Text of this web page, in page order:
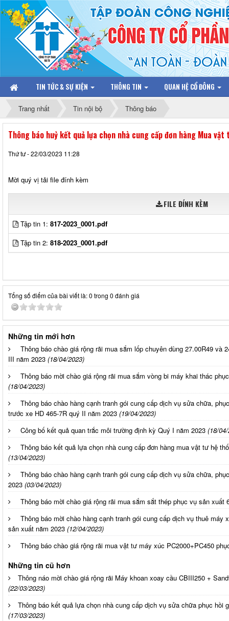
TIN TỨC & SỰ KIỆN THÔNG TIN QUAN HỆ CỔ ĐÔNG
Trang nhất Tin nội bộ Thông báo
Thông báo huỷ kết quả lựa chọn nhà cung cấp đơn hàng Mua
Thứ tư - 22/03/2023 11:28
Mời quý vị tải file đính kèm
FILE ĐÍNH KÈM
Tập tin 1: 817-2023_0001.pdf
Tập tin 2: 818-2023_0001.pdf
Tổng số điểm của bài viết là: 0 trong 0 đánh giá
Những tin mới hơn
Thông báo chào giá rộng rãi mua sắm lốp chuyên dùng 27.00R49 và
III năm 2023 (18/04/2023)
Thông báo mời chào giá rộng rãi mua sắm vòng bi máy khai thác
(18/04/2023)
Thông báo chào hàng cạnh tranh gói cung cấp dịch vụ sửa chữa,
trước xe HD 465-7R quý II năm 2023 (19/04/2023)
Công bố kết quả quan trắc môi trường định kỳ Quý I năm 2023 (18/
Thông báo kết quả lựa chọn nhà cung cấp đơn hàng mua vật tư hệ
(13/04/2023)
Thông báo chào hàng cạnh tranh gói cung cấp dịch vụ sửa chữa,
2023 (03/04/2023)
Thông báo mời chào giá rộng rãi mua sắm sắt thép phục vụ sản xuất
Thông báo mời chào hàng cạnh tranh gói cung cấp dịch vụ thuê máy
sản xuất năm 2023 (12/04/2023)
Thông báo chào giá rộng rãi mua vật tư máy xúc PC2000+PC450
Những tin cũ hơn
Thông náo mời chào giá rộng rãi Máy khoan xoay cầu CBIII250 +
(22/03/2023)
Thông báo kết quả lựa chọn nhà cung cấp dịch vụ sửa chữa phục hồi
(17/03/2023)